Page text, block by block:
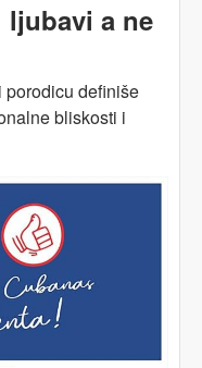
a ne
definiše
bliskosti i